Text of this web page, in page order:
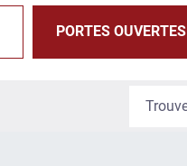
PORTES OUVERTES